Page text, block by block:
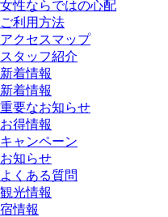
女性ならではの心配
ご利用方法
アクセスマップ
スタッフ紹介
新着情報
新着情報
重要なお知らせ
お得情報
キャンペーン
お知らせ
よくある質問
観光情報
宿情報